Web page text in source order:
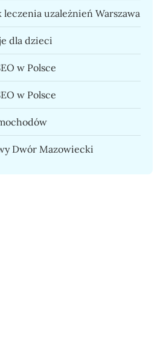
uzależnień Warszawa
dla dzieci
w Polsce
w Polsce
Dwór Mazowiecki